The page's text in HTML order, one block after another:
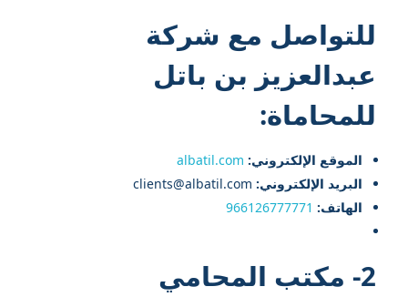
للتواصل مع شركة
عبدالعزيز بن باتل
للمحاماة:
الموقع الإلكتروني: albatil.com
البريد الإلكتروني:
الهاتف: 966126777771
2- مكتب المحامي